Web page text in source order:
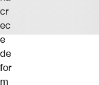
cr
ec
e
de
for
m